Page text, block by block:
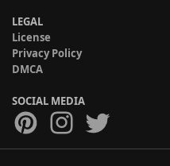
LEGAL
License
Privacy Policy
DMCA
SOCIAL MEDIA